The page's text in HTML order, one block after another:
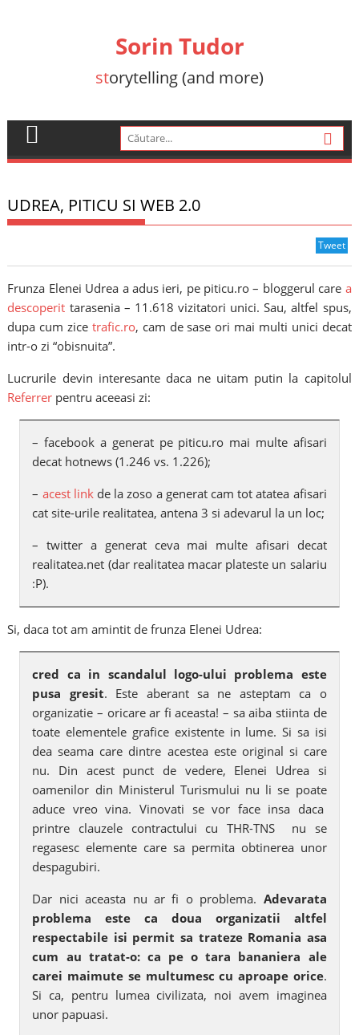
Sorin Tudor
storytelling (and more)
UDREA, PITICU SI WEB 2.0
Tweet
Frunza Elenei Udrea a adus ieri, pe piticu.ro – bloggerul care a
descoperit tarasenia – 11.618 vizitatori unici. Sau, altfel spus,
dupa cum zice trafic.ro, cam de sase ori mai multi unici decat
intr-o zi “obisnuita”.
Lucrurile devin interesante daca ne uitam putin la capitolul
Referrer pentru aceeasi zi:
– facebook a generat pe piticu.ro mai multe afisari
decat hotnews (1.246 vs. 1.226);
– acest linkde la zoso a generat cam tot atatea afisari
cat site-urile realitatea, antena 3 si adevarul la un loc;
– twitter a generat ceva mai multe afisari decat
realitatea.net (dar realitatea macar plateste un salariu
:P).
Si, daca tot am amintit de frunza Elenei Udrea:
cred ca in scandalul logo-ului problema este
pusa gresit. Este aberant sa ne asteptam ca o
organizatie – oricare ar fi aceasta! – sa aiba stiinta de
toate elementele grafice existente in lume. Si sa isi
dea seama care dintre acestea este original si care
nu. Din acest punct de vedere, Elenei Udrea si
oamenilor din Ministerul Turismului nu li se poate
aduce vreo vina. Vinovati se vor face insa daca
printre clauzele contractului cu THR-TNS nu se
regasesc elemente care sa permita obtinerea unor
despagubiri.
Dar nici aceasta nu ar fi o problema. Adevarata
problema este ca doua organizatii altfel
respectabile isi permit sa trateze Romania asa
cum au tratat-o: ca pe o tara bananiera ale
carei maimute se multumesc cu aproape orice.
Si ca, pentru lumea civilizata, noi avem imaginea
unor papuasi.